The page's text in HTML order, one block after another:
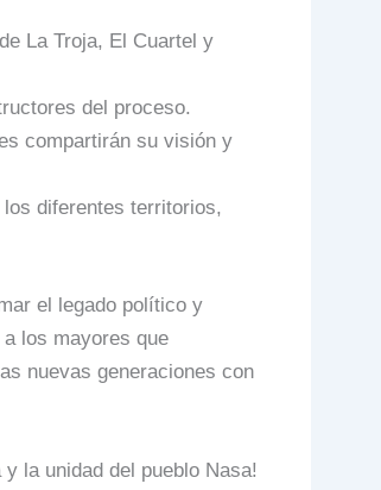
La Troja, El Cuartel y
del proceso.
compartirán su visión y
diferentes territorios,
el legado político y
los mayores que
nuevas generaciones con
la unidad del pueblo Nasa!